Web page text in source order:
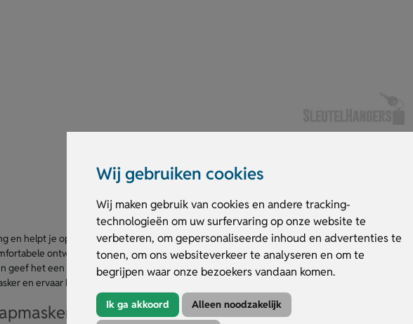
Wij gebruiken cookies
Wij maken gebruik van cookies en andere tracking-
technologieën om uw surfervaring op onze website te
verbeteren, om gepersonaliseerde inhoud en advertenties te
tonen, om ons websiteverkeer te analyseren en om te
begrijpen waar onze bezoekers vandaan komen.
Ik ga akkoord Alleen noodzakelijk
en helpt je optimaal te rusten. Het 190T Bonne Nuit slaapmasker is gemaakt van zachte
ontwerp sluit het masker licht af en bevordert het een diepe nachtrust.
het een opvallende uitstraling. Ideaal voor zowel persoonlijke ontspanning als als verfijnd
en ervaar het comfort direct.